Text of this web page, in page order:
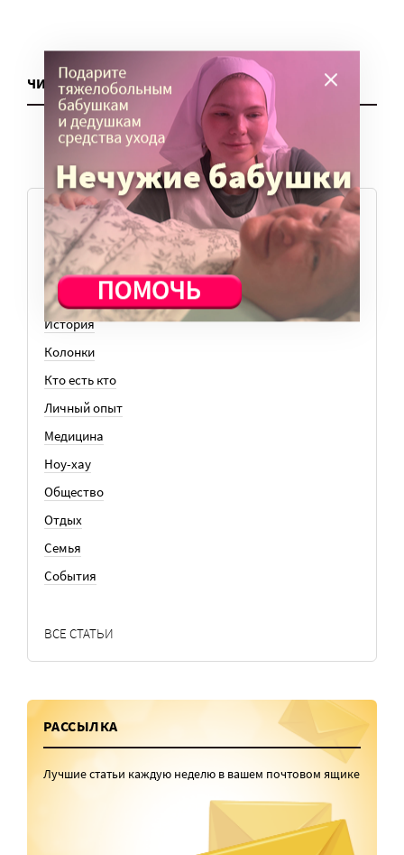
ЧИТАТЬ ЕЩЕ
ТЕМЫ
Вера
Законы
История
Колонки
Кто есть кто
Личный опыт
Медицина
Ноу-хау
Общество
Отдых
Семья
События
ВСЕ СТАТЬИ
РАССЫЛКА
Лучшие статьи каждую неделю в вашем почтовом ящике